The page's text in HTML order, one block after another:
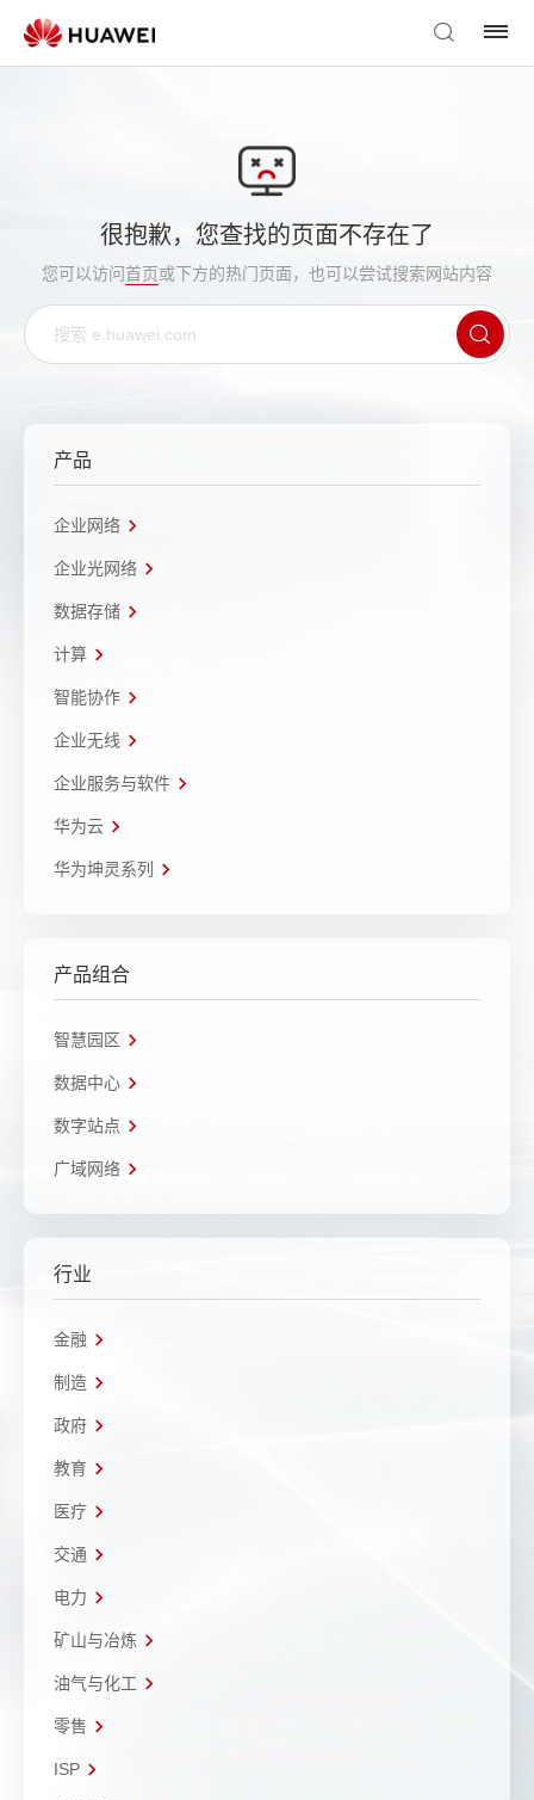
很抱歉，您查找的页面不存在了
您可以访问首页或下方的热门页面，也可以尝试搜索网站内容
产品
企业网络
企业光网络
数据存储
计算
智能协作
企业无线
企业服务与软件
华为云
华为坤灵系列
产品组合
智慧园区
数据中心
数字站点
广域网络
行业
金融
制造
政府
教育
医疗
交通
电力
矿山与冶炼
油气与化工
零售
ISP